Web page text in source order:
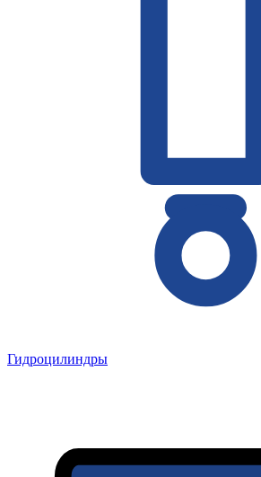
Гидроцилиндры